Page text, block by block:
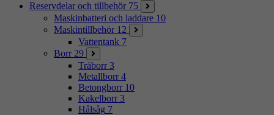
Reservdelar och tillbehör 75
Maskinbatteri och laddare 10
Maskintillbehör 12
Vattentank 7
Borr 29
Träborr 3
Metallborr 4
Betongborr 10
Kakelborr 3
Hålsåg 7